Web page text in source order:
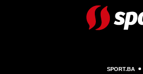
SPORT.BA